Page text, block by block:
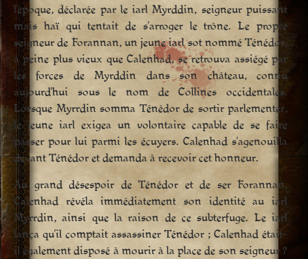
l’époque, déclarée par le iarl Myrddin, seigneur puissant
mais haï qui tentait de s’arroger le trône. Le propre
seigneur de Forannan, un jeune iarl sot nommé Ténédor,
à peine plus vieux que Calenhad, se retrouva assiégé par
les forces de Myrddin dans son château, connu
aujourd’hui sous le nom de Collines occidentales.
Lorsque Myrrdin somma Ténédor de sortir parlementer,
le jeune iarl exigea un volontaire capable de se faire
passer pour lui parmi les écuyers. Calenhad s’agenouilla
devant Ténédor et demanda à recevoir cet honneur.
Au grand désespoir de Ténédor et de ser Forannan,
Calenhad révéla immédiatement son identité au iarl
Myrrdin, ainsi que la raison de ce subterfuge. Le iarl
lança qu’il comptait assassiner Ténédor ; Calenhad était-
il également disposé à mourir à la place de son seigneur ?